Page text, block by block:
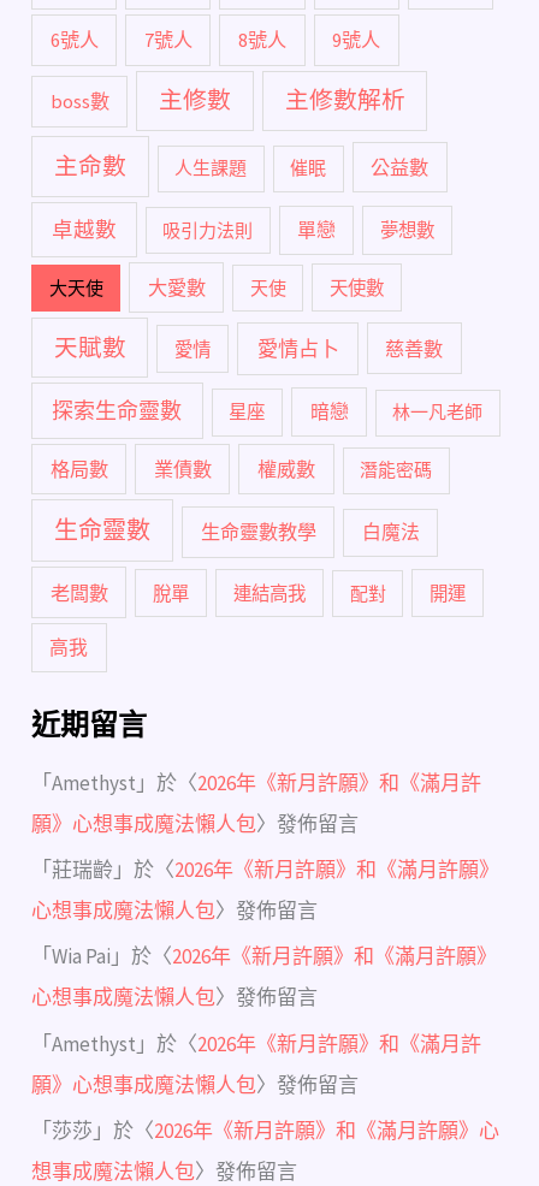
6號人 7號人 8號人 9號人
boss數 主修數 主修數解析
主命數 人生課題 催眠 公益數
卓越數 吸引力法則 單戀 夢想數
大天使 大愛數 天使 天使數
天賦數 愛情 愛情占卜 慈善數
探索生命靈數 星座 暗戀 林一凡老師
格局數 業債數 權威數 潛能密碼
生命靈數 生命靈數教學 白魔法
老闆數 脫單 連結高我 配對 開運
高我
近期留言
「Amethyst 」於〈2026年《新月許願》和《滿月許
願》心想事成魔法懶人包〉發佈留言
「莊瑞齡 」於〈2026年《新月許願》和《滿月許願》
心想事成魔法懶人包〉發佈留言
「Wia Pai 」於〈2026年《新月許願》和《滿月許願》
心想事成魔法懶人包〉發佈留言
「Amethyst 」於〈2026年《新月許願》和《滿月許
願》心想事成魔法懶人包〉發佈留言
「 莎莎 」於〈2026年《新月許願》和《滿月許願》心
想事成魔法懶人包〉發佈留言